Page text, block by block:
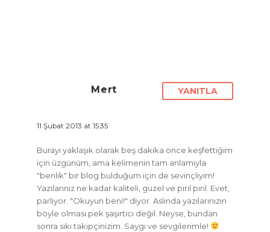
Mert
11 Şubat 2013 at 15:35
YANITLA
Burayı yaklaşık olarak beş dakika önce keşfettiğim
için üzgünüm, ama kelimenin tam anlamıyla
"benlik" bir blog bulduğum için de sevinçliyim!
Yazılarınız ne kadar kaliteli, güzel ve pırıl pırıl. Evet,
parlıyor. "Okuyun beni!" diyor. Aslında yazılarınızın
böyle olması pek şaşırtıcı değil. Neyse, bundan
sonra sıkı takipçinizim. Saygı ve sevgilerimle!